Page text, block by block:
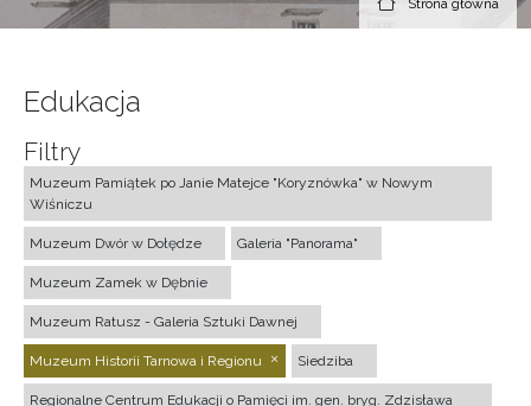
Strona główna
Edukacja
Filtry
Muzeum Pamiątek po Janie Matejce "Koryznówka" w Nowym
Wiśniczu
Muzeum Dwór w Dołędze Galeria "Panorama"
Muzeum Zamek w Dębnie
Muzeum Ratusz - Galeria Sztuki Dawnej
Muzeum Historii Tarnowa i Regionu Siedziba
Regionalne Centrum Edukacji o Pamięci im. gen. bryg. Zdzisława